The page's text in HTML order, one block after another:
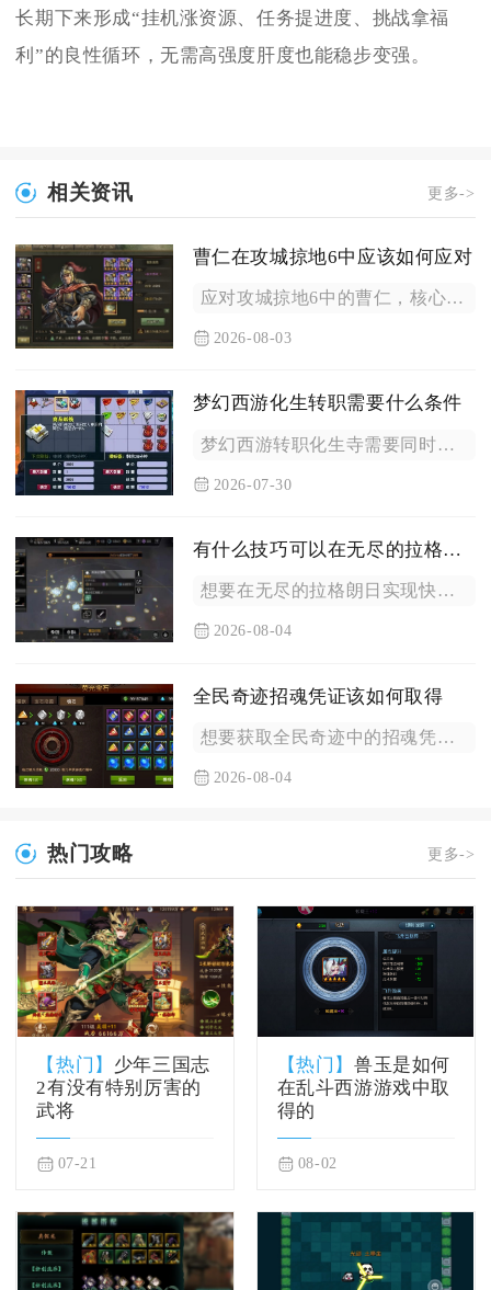
长期下来形成“挂机涨资源、任务提进度、挑战拿福
利”的良性循环，无需高强度肝度也能稳步变强。
相关资讯 更多->
曹仁在攻城掠地6中应该如何应对
应对攻城掠地6中的曹仁，核心思路是依靠持续灼烧持续磨盾、搭配...
2026-08-03
梦幻西游化生转职需要什么条件
梦幻西游转职化生寺需要同时满足角色硬性门槛、任务状态清空、装...
2026-07-30
有什么技巧可以在无尽的拉格朗日快速采矿
想要在无尽的拉格朗日实现快速采矿，核心思路是优化工程舰配置、...
2026-08-04
全民奇迹招魂凭证该如何取得
想要获取全民奇迹中的招魂凭证，主要依靠限时主题活动兑换、战盟...
2026-08-04
热门攻略 更多->
【热门】 少年三国志
2有没有特别厉害的
武将
07-21
【热门】兽玉是如何
在乱斗西游游戏中取
得的
08-02